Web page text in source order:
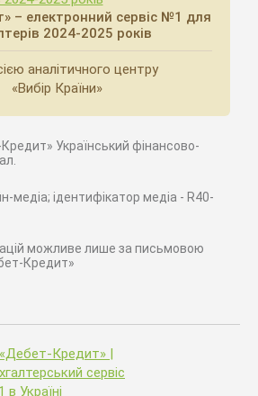
– електронний сервіс №1 для
2024-2025 років
аналітичного центру
«Вибір Країни»
Український фінансово-
медіа; ідентифікатор медіа - R40-
можливе лише за письмовою
Кредит»